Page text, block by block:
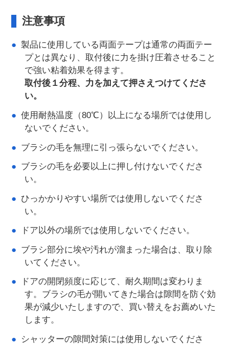
注意事項
製品に使用している両面テープは通常の両面テー
プとは異なり、取付後に力を掛け圧着させること
で強い粘着効果を得ます。
取付後１分程、力を加えて押さえつけてくださ
い。
使用耐熱温度（80℃）以上になる場所では使用し
ないでください。
ブラシの毛を無理に引っ張らないでください。
ブラシの毛を必要以上に押し付けないでくださ
い。
ひっかかりやすい場所では使用しないでくださ
い。
ドア以外の場所では使用しないでください。
ブラシ部分に埃や汚れが溜まった場合は、取り除
いてください。
ドアの開閉頻度に応じて、耐久期間は変わりま
す。ブラシの毛が開いてきた場合は隙間を防ぐ効
果が減少いたしますので、買い替えをお薦めいた
します。
シャッターの隙間対策には使用しないでくださ